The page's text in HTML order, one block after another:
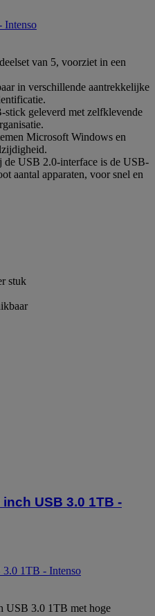
Intenso
van 5, voorziet in een
in verschillende aantrekkelijke
stick geleverd met zelfklevende
Microsoft Windows en
USB 2.0-interface is de USB-
aantal apparaten, voor snel en
stuk
USB 3.0 1TB -
3.0 1TB - Intenso
USB 3.0 1TB met hoge